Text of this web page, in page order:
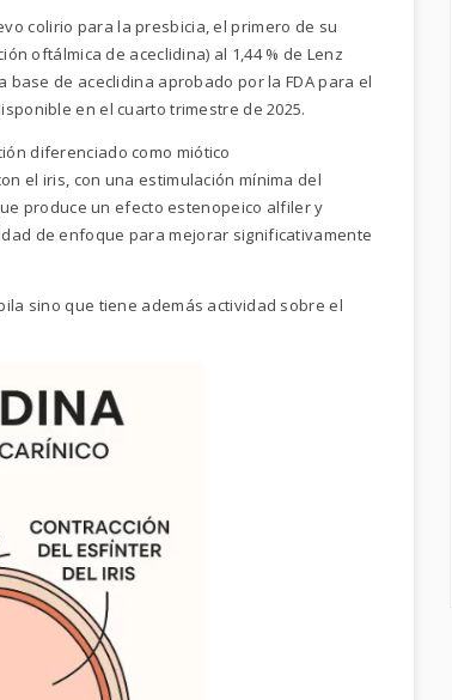
colirio para la presbicia, el primero de su
oftálmica de aceclidina) al 1,44 % de Lenz
base de aceclidina aprobado por la FDA para el
en el cuarto trimestre de 2025.
diferenciado como miótico
el iris, con una estimulación mínima del
produce un efecto estenopeico alfiler y
de enfoque para mejorar significativamente
sino que tiene además actividad sobre el